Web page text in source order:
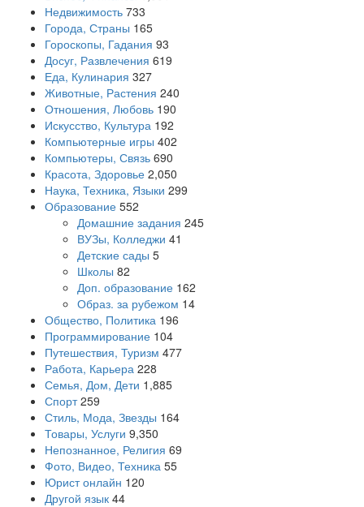
Недвижимость 733
Города, Страны 165
Гороскопы, Гадания 93
Досуг, Развлечения 619
Еда, Кулинария 327
Животные, Растения 240
Отношения, Любовь 190
Искусство, Культура 192
Компьютерные игры 402
Компьютеры, Связь 690
Красота, Здоровье 2,050
Наука, Техника, Языки 299
Образование 552
Домашние задания 245
ВУЗы, Колледжи 41
Детские сады 5
Школы 82
Доп. образование 162
Образ. за рубежом 14
Общество, Политика 196
Программирование 104
Путешествия, Туризм 477
Работа, Карьера 228
Семья, Дом, Дети 1,885
Спорт 259
Стиль, Мода, Звезды 164
Товары, Услуги 9,350
Непознанное, Религия 69
Фото, Видео, Техника 55
Юрист онлайн 120
Другой язык 44